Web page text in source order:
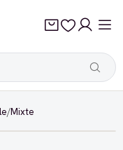
/Mixte